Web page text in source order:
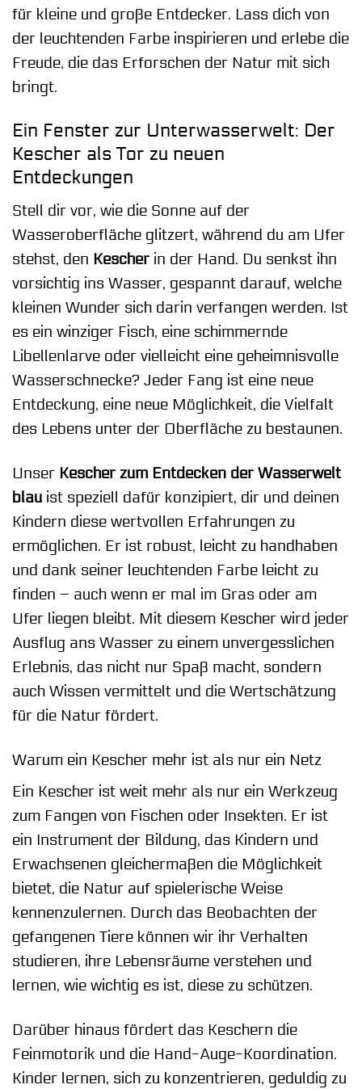
für kleine und große Entdecker. Lass dich von
der leuchtenden Farbe inspirieren und erlebe die
Freude, die das Erforschen der Natur mit sich
bringt.
Ein Fenster zur Unterwasserwelt: Der
Kescher als Tor zu neuen
Entdeckungen
Stell dir vor, wie die Sonne auf der
Wasseroberfläche glitzert, während du am Ufer
stehst, den Kescherin der Hand. Du senkst ihn
vorsichtig ins Wasser, gespannt darauf, welche
kleinen Wunder sich darin verfangen werden. Ist
es ein winziger Fisch, eine schimmernde
Libellenlarve oder vielleicht eine geheimnisvolle
Wasserschnecke? Jeder Fang ist eine neue
Entdeckung, eine neue Möglichkeit, die Vielfalt
des Lebens unter der Oberfläche zu bestaunen.
Unser Kescher zum Entdecken der Wasserwelt
blau ist speziell dafür konzipiert, dir und deinen
Kindern diese wertvollen Erfahrungen zu
ermöglichen. Er ist robust, leicht zu handhaben
und dank seiner leuchtenden Farbe leicht zu
finden – auch wenn er mal im Gras oder am
Ufer liegen bleibt. Mit diesem Kescher wird jeder
Ausflug ans Wasser zu einem unvergesslichen
Erlebnis, das nicht nur Spaß macht, sondern
auch Wissen vermittelt und die Wertschätzung
für die Natur fördert.
Warum ein Kescher mehr ist als nur ein Netz
Ein Kescher ist weit mehr als nur ein Werkzeug
zum Fangen von Fischen oder Insekten. Er ist
ein Instrument der Bildung, das Kindern und
Erwachsenen gleichermaßen die Möglichkeit
bietet, die Natur auf spielerische Weise
kennenzulernen. Durch das Beobachten der
gefangenen Tiere können wir ihr Verhalten
studieren, ihre Lebensräume verstehen und
lernen, wie wichtig es ist, diese zu schützen.
Darüber hinaus fördert das Keschern die
Feinmotorik und die Hand-Auge-Koordination.
Kinder lernen, sich zu konzentrieren, geduldig zu